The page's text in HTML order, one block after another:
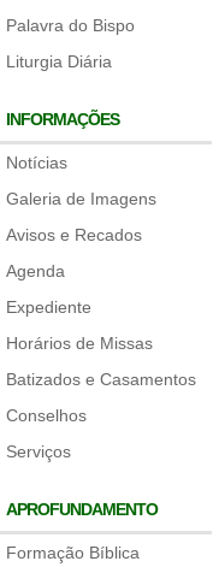
Palavra do Bispo
Liturgia Diária
INFORMAÇÕES
Notícias
Galeria de Imagens
Avisos e Recados
Agenda
Expediente
Horários de Missas
Batizados e Casamentos
Conselhos
Serviços
APROFUNDAMENTO
Formação Bíblica